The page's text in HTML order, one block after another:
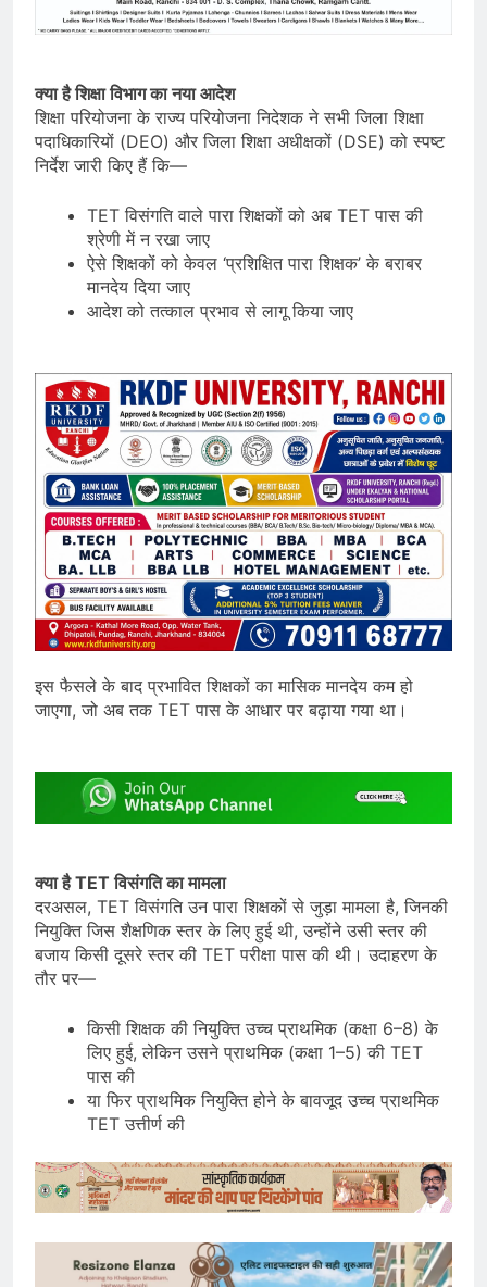
क्या है शिक्षा विभाग का नया आदेश
शिक्षा परियोजना के राज्य परियोजना निदेशक ने सभी जिला शिक्षा
पदाधिकारियों (DEO) और जिला शिक्षा अधीक्षकों (DSE) को स्पष्ट
निर्देश जारी किए हैं कि—
TET विसंगति वाले पारा शिक्षकों को अब TET पास की
श्रेणी में न रखा जाए
ऐसे शिक्षकों को केवल ‘प्रशिक्षित पारा शिक्षक’ के बराबर
मानदेय दिया जाए
आदेश को तत्काल प्रभाव से लागू किया जाए
इस फैसले के बाद प्रभावित शिक्षकों का मासिक मानदेय कम हो
जाएगा, जो अब तक TET पास के आधार पर बढ़ाया गया था।
क्या है TET विसंगति का मामला
दरअसल, TET विसंगति उन पारा शिक्षकों से जुड़ा मामला है, जिनकी
नियुक्ति जिस शैक्षणिक स्तर के लिए हुई थी, उन्होंने उसी स्तर की
बजाय किसी दूसरे स्तर की TET परीक्षा पास की थी। उदाहरण के
तौर पर—
किसी शिक्षक की नियुक्ति उच्च प्राथमिक (कक्षा 6–8) के
लिए हुई, लेकिन उसने प्राथमिक (कक्षा 1–5) की TET
पास की
या फिर प्राथमिक नियुक्ति होने के बावजूद उच्च प्राथमिक
TET उत्तीर्ण की